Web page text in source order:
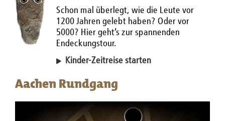
Schon mal überlegt, wie die Leute vor
1200 Jahren gelebt haben? Oder vor
5000? Hier geht’s zur spannenden
Endeckungstour.
Kinder-Zeitreise starten
Aachen Rundgang